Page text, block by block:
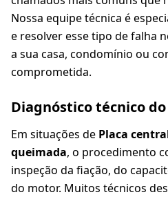
Nossa equipe técnica é
e resolver esse tipo de falha
a sua casa, condomínio ou
comprometida.
Diagnóstico técnico
Em situações de Placa
queimada, o procedimento
inspeção da fiação, do
do motor. Muitos técnicos